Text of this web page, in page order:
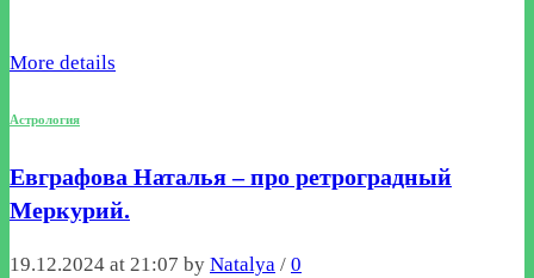
More details
Астрология
Евграфова Наталья – про ретроградный
Меркурий.
19.12.2024 at 21:07 by Natalya / 0